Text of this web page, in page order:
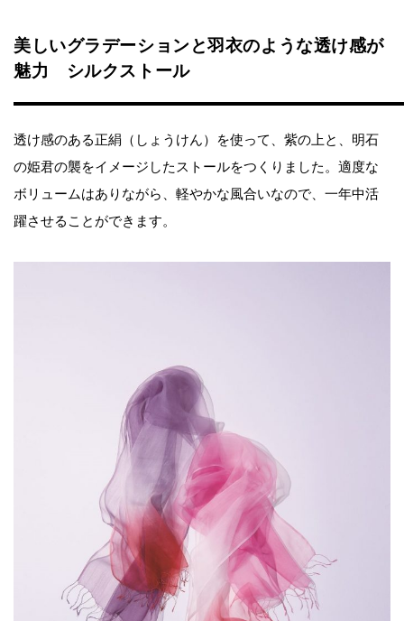
美しいグラデーションと羽衣のような透け感が
魅力 シルクストール
透け感のある正絹（しょうけん）を使って、紫の上と、明石
の姫君の襲をイメージしたストールをつくりました。適度な
ボリュームはありながら、軽やかな風合いなので、一年中活
躍させることができます。